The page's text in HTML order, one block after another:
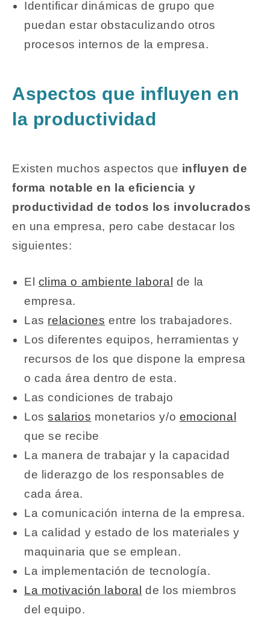
Identificar dinámicas de grupo que
puedan estar obstaculizando otros
procesos internos de la empresa.
Aspectos que influyen en
la productividad
Existen muchos aspectos que influyen de
forma notable en la eficiencia y
productividad de todos los involucrados
en una empresa, pero cabe destacar los
siguientes:
El clima o ambiente laboral de la
empresa.
Las relaciones entre los trabajadores.
Los diferentes equipos, herramientas y
recursos de los que dispone la empresa
o cada área dentro de esta.
Las condiciones de trabajo
Lossalarios monetarios y/o emocional
que se recibe
La manera de trabajar y la capacidad
de liderazgo de los responsables de
cada área.
La comunicación interna de la empresa.
La calidad y estado de los materiales y
maquinaria que se emplean.
La implementación de tecnología.
La motivación laboral de los miembros
del equipo.